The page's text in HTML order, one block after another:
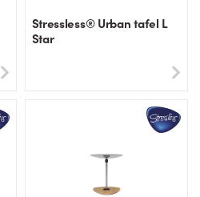
Stressless® Urban tafel L
Star